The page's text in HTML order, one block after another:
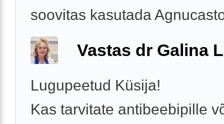
soovitas kasutada
Vastas dr Galina
Lugupeetud Küsija!
Kas tarvitate antibeebipille